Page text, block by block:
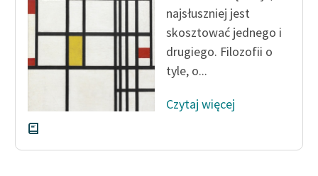
najsłuszniej jest
skosztować jednego i
drugiego. Filozofii o
tyle, o...
Czytaj więcej